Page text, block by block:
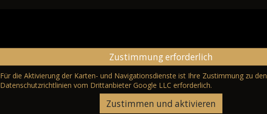
Zustimmung erforderlich
Für die Aktivierung der Karten- und Navigationsdienste ist Ihre Zustimmung zu den
Datenschutzrichtlinien vom Drittanbieter Google LLC erforderlich.
Zustimmen und aktivieren